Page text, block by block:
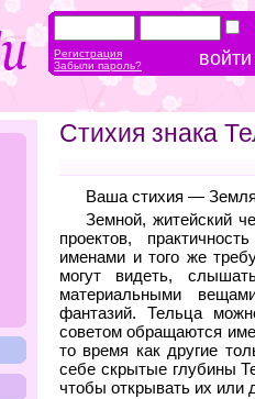
Стихия знака
Ваша стихия —
Земной, житейский
проектов,
именами и того же
могут видеть,
материальными
фантазий. Тельца
советом обращаются
то время как другие
себе скрытые глубины
чтобы открывать их или
Регистрация
Забыли пароль?